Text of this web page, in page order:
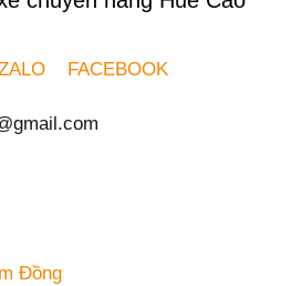
FACEBOOK
Đồng